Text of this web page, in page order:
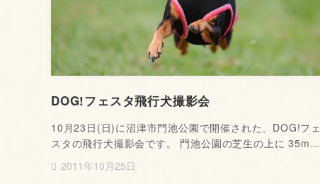
DOG!フェスタ飛行犬撮影会
10月23日(日)に沼津市門池公園で開催された、DOG!フェ
スタの飛行犬撮影会です。 門池公園の芝生の上に 35m…
2011年10月25日